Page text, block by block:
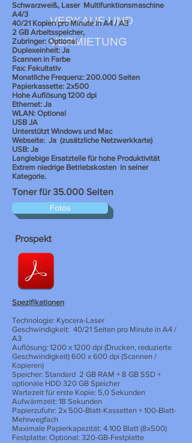
VERKAUF UND
VERMIETUNG
Schwarzweiß, Laser Multifunktionsmaschine
A4/3
40/21 Kopien pro Minute in A4 / A3
2 GB Arbeitsspeicher,
Zubringer: Optional
Duplexeinheit: Ja
Scannen in Farbe
Fax: Fakultativ
Monatliche Frequenz: 200.000 Seiten
Papierkassette: 2x500
Hohe Auflösung 1200 dpi
Ethernet: Ja
WLAN: Optional
USB JA
Unterstützt Windows und Mac
Webseite: Ja (zusätzliche Netzwerkkarte)
USB: Ja
Langlebige Ersatzteile für hohe Produktivität
Extrem niedrige Betriebskosten in seiner
Kategorie.
Toner für 35.000 Seiten
Fotos
Prospekt
Spezifikationen
Technologie: Kyocera-Laser
Geschwindigkeit: 40/21 Seiten pro Minute in A4 /
A3
Auflösung: 1200 x 1200 dpi (Drucken, reduzierte
Geschwindigkeit) 600 x 600 dpi (Scannen /
Kopieren)
Speicher: Standard 2 GB RAM + 8 GB SSD +
optionale HDD 320 GB Speicher
Wartezeit für erste Kopie: 5,0 Sekunden
Aufwärmzeit: 18 Sekunden
Papierzufuhr: 2x 500-Blatt-Kassetten + 100-Blatt-
Mehrwegfach
Maximale Papierkapazität: 4.100 Blatt (8x500)
Festplatte: Optional: 320-GB-Festplatte